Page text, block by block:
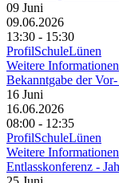
09 Juni
09.06.2026
13:30 - 15:30
ProfilSchuleLünen
Weitere Informationen
Bekanntgabe der
16 Juni
16.06.2026
08:00 - 12:35
ProfilSchuleLünen
Weitere Informationen
Entlasskonferenz -